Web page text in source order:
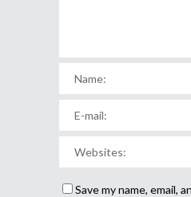
Save my name, email,